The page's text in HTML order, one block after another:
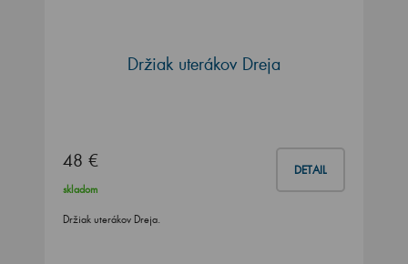
Držiak uterákov Dreja
48 € DETAIL
skladom
Držiak uterákov Dreja.